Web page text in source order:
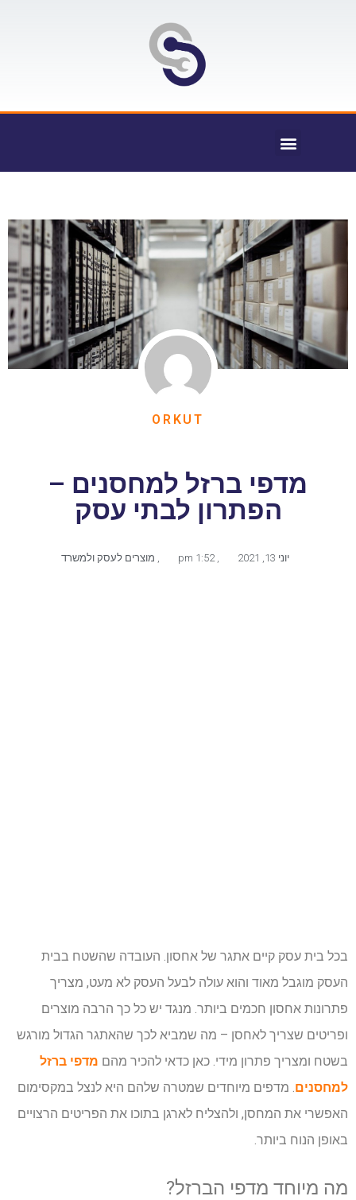
ORKUT
מדפי ברזל למחסנים –
הפתרון לבתי עסק
יוני 13, 2021 1:52 pm מוצרים לעסק ולמשרד
בכל בית עסק קיים אתגר של אחסון. העובדה שהשטח בבית
העסק מוגבל מאוד והוא עולה לבעל העסק לא מעט, מצריך
פתרונות אחסון חכמים ביותר. מנגד יש כל כך הרבה מוצרים
ופריטים שצריך לאחסן – מה שמביא לכך שהאתגר הגדול מורגש
בשטח ומצריך פתרון מידי. כאן כדאי להכיר מהם מדפי ברזל
למחסנים . מדפים מיוחדים שמטרה שלהם היא לנצל במקסימום
האפשרי את המחסן, ולהצליח לארגן בתוכו את הפריטים הרצויים
באופן הנוח ביותר.
מה מיוחד מדפי הברזל?